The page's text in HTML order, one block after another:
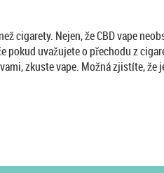
cigarety. Nejen, že CBD vape
uvažujete o přechodu z
zkuste vape. Možná zjistíte, že